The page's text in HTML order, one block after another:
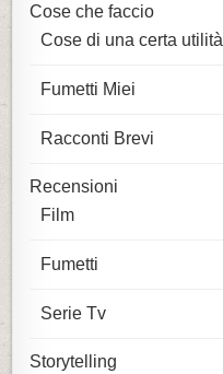
Cose che faccio
Cose di una certa utilità
Fumetti Miei
Racconti Brevi
Recensioni
Film
Fumetti
Serie Tv
Storytelling